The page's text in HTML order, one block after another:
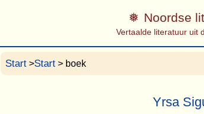
Noordse
Vertaalde literatuur uit
Start >Start > boek
Yrsa